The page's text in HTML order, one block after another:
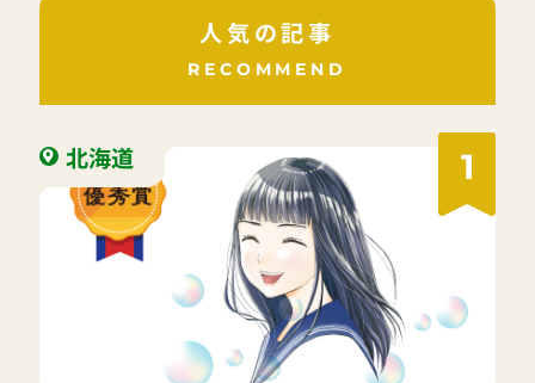
人気の記事
RECOMMEND
1
北海道